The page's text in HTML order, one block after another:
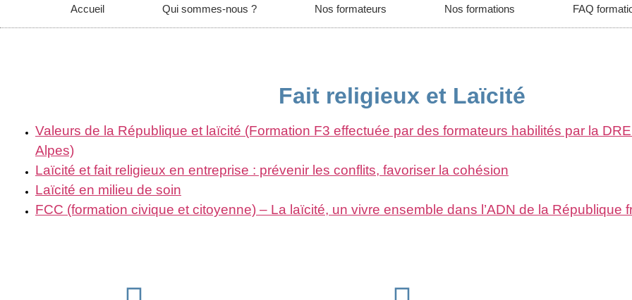
Accueil Qui sommes-nous ? Nos formateurs Nos formations FAQ
Fait religieux et Laïcité
Valeurs de la République et laïcité (Formation F3 effectuée par des formateurs habilités par la
Alpes)
Laïcité et fait religieux en entreprise : prévenir les conflits, favoriser la cohésion
Laïcité en milieu de soin
FCC (formation civique et citoyenne) – La laïcité, un vivre ensemble dans l’ADN de la République